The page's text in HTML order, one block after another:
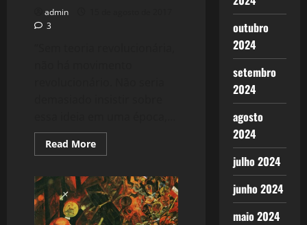
admin
3
Read MoreRead
more
Um
Novo
Livro?
outubro
2024
setembro
2024
agosto
2024
julho 2024
junho 2024
maio 2024